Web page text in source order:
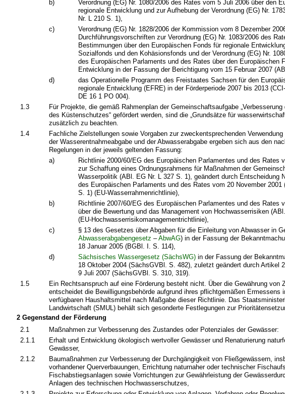
b)
Verordnung (EG) Nr. 1080/2006 des Rates vom 5 Juli 2006 über den
regionale Entwicklung und zur Aufhebung der Verordnung (EG) Nr.
Nr. L 210 S. 1),
c)
Verordnung (EG) Nr. 1828/2006 der Kommission vom 8 Dezember
Durchführungsvorschriften zur Verordnung (EG) Nr. 1083/2006 des
Bestimmungen über den Europäischen Fonds für regionale
Sozialfonds und den Kohäsionsfonds und der Verordnung (EG) Nr.
des Europäischen Parlaments und des Rates über den Europäischen
Entwicklung in der Fassung der Berichtigung vom 15 Februar 2007
d)
das Operationelle Programm des Freistaates Sachsen für den
regionale Entwicklung (EFRE) in der Förderperiode 2007 bis 2013
DE 16 1 PO 004).
1.3
Für Projekte, die gemäß Rahmenplan der Gemeinschaftsaufgabe
des Küstenschutzes“ gefördert werden, sind die „Grundsätze für
zusätzlich zu beachten.
1.4
Fachliche Zielstellungen sowie Vorgaben zur zweckentsprechenden
der Wasserentnahmeabgabe und der Abwasserabgabe ergeben sich aus den
Regelungen in der jeweils geltenden Fassung:
a)
Richtlinie 2000/60/EG des Europäischen Parlamentes und des Rates
zur Schaffung eines Ordnungsrahmens für Maßnahmen der
Wasserpolitik (ABl. EG Nr. L 327 S. 1), geändert durch Entscheidung
des Europäischen Parlaments und des Rates vom 20 November 2001
S. 1) (EU-Wasserrahmenrichtlinie),
b)
Richtlinie 2007/60/EG des Europäischen Parlamentes und des Rates
über die Bewertung und das Management von Hochwasserrisiken
(EU-Hochwasserrisikomanagementrichtlinie),
c)
§ 13 des Gesetzes über Abgaben für die Einleitung von Abwasser in
Abwasserabgabengesetz –AbwAG) in der Fassung der
18 Januar 2005 (BGBl. I. S. 114),
d)
Sächsisches Wassergesetz (SächsWG)in der Fassung der
18 Oktober 2004 (SächsGVBl. S. 482), zuletzt geändert durch Artikel
9 Juli 2007 (SächsGVBl. S. 310, 319).
1.5
Ein Rechtsanspruch auf eine Förderung besteht nicht. Über die Gewährung von
entscheidet die Bewilligungsbehörde aufgrund ihres pflichtgemäßen Ermessens
verfügbaren Haushaltsmittel nach Maßgabe dieser Richtlinie. Das
Landwirtschaft (SMUL) behält sich gesonderte Festlegungen zur
2 Gegenstand der Förderung
2.1
Maßnahmen zur Verbesserung des Zustandes oder Potenziales der Gewässer:
2.1.1
Erhalt und Entwicklung ökologisch wertvoller Gewässer und Renaturierung
Gewässer,
2.1.2
Baumaßnahmen zur Verbesserung der Durchgängigkeit von Fließgewässern,
vorhandener Querverbauungen, Errichtung naturnaher oder technischer
Fischabstiegsanlagen sowie Vorrichtungen zur Gewährleistung der
Anlagen des technischen Hochwasserschutzes,